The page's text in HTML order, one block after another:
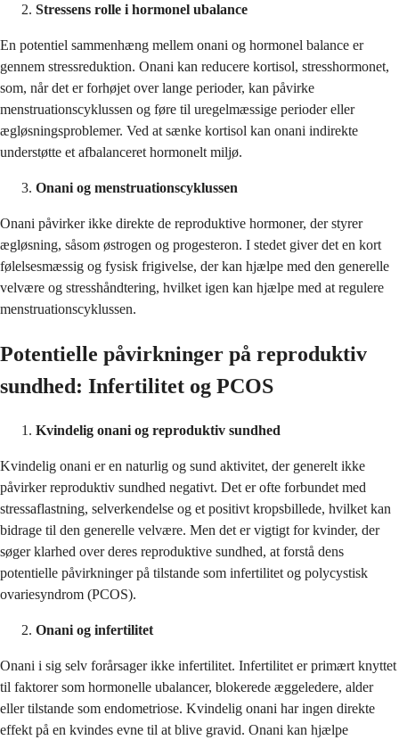
Stressens rolle i hormonel ubalance
En potentiel sammenhæng mellem onani og hormonel balance er
gennem stressreduktion. Onani kan reducere kortisol, stresshormonet,
som, når det er forhøjet over lange perioder, kan påvirke
menstruationscyklussen og føre til uregelmæssige perioder eller
ægløsningsproblemer. Ved at sænke kortisol kan onani indirekte
understøtte et afbalanceret hormonelt miljø.
Onani og menstruationscyklussen
Onani påvirker ikke direkte de reproduktive hormoner, der styrer
ægløsning, såsom østrogen og progesteron. I stedet giver det en kort
følelsesmæssig og fysisk frigivelse, der kan hjælpe med den generelle
velvære og stresshåndtering, hvilket igen kan hjælpe med at regulere
menstruationscyklussen.
Potentielle påvirkninger på reproduktiv
sundhed: Infertilitet og PCOS
Kvindelig onani og reproduktiv sundhed
Kvindelig onani er en naturlig og sund aktivitet, der generelt ikke
påvirker reproduktiv sundhed negativt. Det er ofte forbundet med
stressaflastning, selverkendelse og et positivt kropsbillede, hvilket kan
bidrage til den generelle velvære. Men det er vigtigt for kvinder, der
søger klarhed over deres reproduktive sundhed, at forstå dens
potentielle påvirkninger på tilstande som infertilitet og polycystisk
ovariesyndrom (PCOS).
Onani og infertilitet
Onani i sig selv forårsager ikke infertilitet. Infertilitet er primært knyttet
til faktorer som hormonelle ubalancer, blokerede æggeledere, alder
eller tilstande som endometriose. Kvindelig onani har ingen direkte
effekt på en kvindes evne til at blive gravid. Onani kan hjælpe